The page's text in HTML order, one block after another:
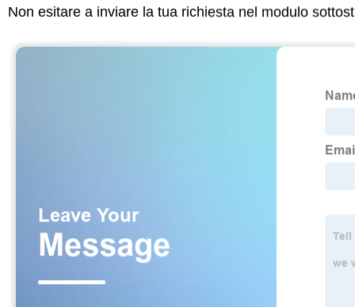
Non esitare a inviare la tua richiesta nel modulo